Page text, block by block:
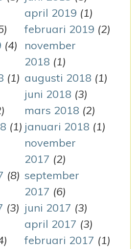
april 2019 (1)
februari 2019 (2)
(4)
november
2018 (1)
(1) augusti 2018 (1)
juni 2018 (3)
mars 2018 (2)
(1) januari 2018 (1)
november
2017 (2)
(8) september
2017 (6)
(3) juni 2017 (3)
april 2017 (3)
februari 2017 (1)